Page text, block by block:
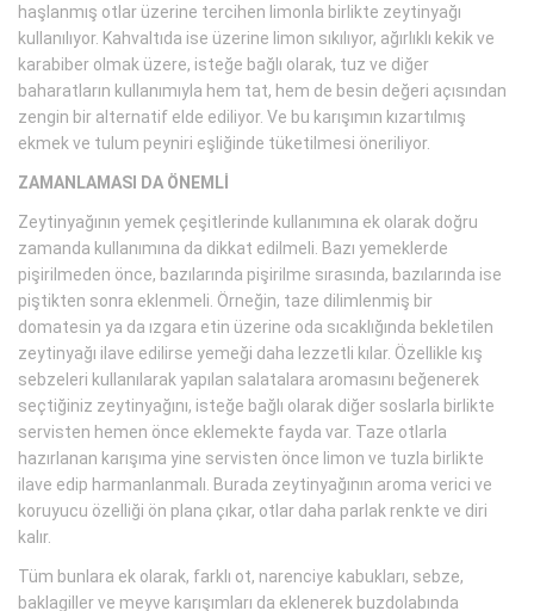
haşlanmış otlar üzerine tercihen limonla birlikte zeytinyağı
kullanılıyor. Kahvaltıda ise üzerine limon sıkılıyor, ağırlıklı kekik ve
karabiber olmak üzere, isteğe bağlı olarak, tuz ve diğer
baharatların kullanımıyla hem tat, hem de besin değeri açısından
zengin bir alternatif elde ediliyor. Ve bu karışımın kızartılmış
ekmek ve tulum peyniri eşliğinde tüketilmesi öneriliyor.
ZAMANLAMASI DA ÖNEMLİ
Zeytinyağının yemek çeşitlerinde kullanımına ek olarak doğru
zamanda kullanımına da dikkat edilmeli. Bazı yemeklerde
pişirilmeden önce, bazılarında pişirilme sırasında, bazılarında ise
piştikten sonra eklenmeli. Örneğin, taze dilimlenmiş bir
domatesin ya da ızgara etin üzerine oda sıcaklığında bekletilen
zeytinyağı ilave edilirse yemeği daha lezzetli kılar. Özellikle kış
sebzeleri kullanılarak yapılan salatalara aromasını beğenerek
seçtiğiniz zeytinyağını, isteğe bağlı olarak diğer soslarla birlikte
servisten hemen önce eklemekte fayda var. Taze otlarla
hazırlanan karışıma yine servisten önce limon ve tuzla birlikte
ilave edip harmanlanmalı. Burada zeytinyağının aroma verici ve
koruyucu özelliği ön plana çıkar, otlar daha parlak renkte ve diri
kalır.
Tüm bunlara ek olarak, farklı ot, narenciye kabukları, sebze,
baklagiller ve meyve karışımları da eklenerek buzdolabında